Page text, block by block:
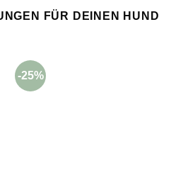
FÜR DEINEN HUND
-25%